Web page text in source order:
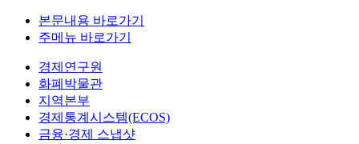
본문내용 바로가기
주메뉴 바로가기
경제연구원
화폐박물관
지역본부
경제통계시스템(ECOS)
금융·경제 스냅샷